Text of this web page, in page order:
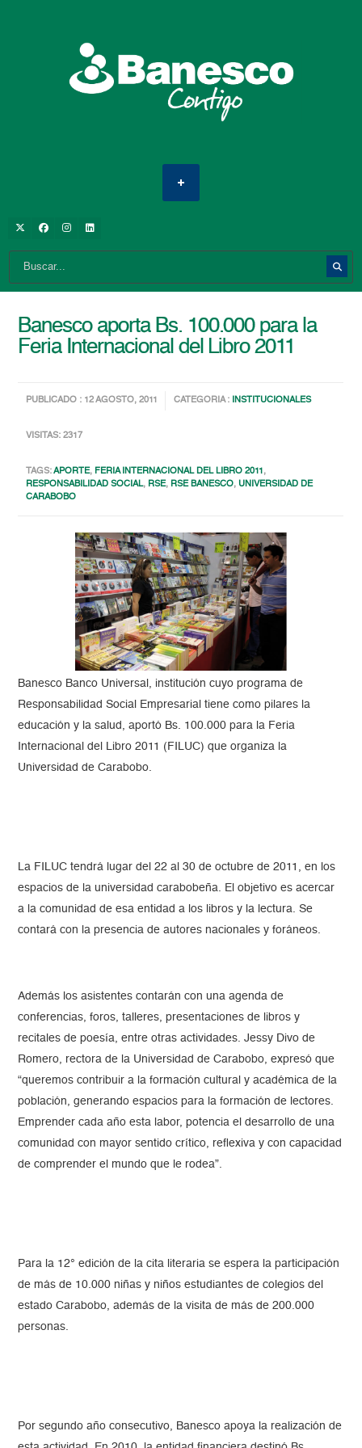
Banesco aporta Bs. 100.000 para la
Feria Internacional del Libro 2011
PUBLICADO : 12 AGOSTO, 2011 CATEGORIA : INSTITUCIONALES
VISITAS: 2317
TAGS:APORTE, FERIA INTERNACIONAL DEL LIBRO 2011,
RESPONSABILIDAD SOCIAL, RSE, RSE BANESCO,UNIVERSIDAD DE
CARABOBO
Banesco Banco Universal, institución cuyo programa de
Responsabilidad Social Empresarial tiene como pilares la
educación y la salud, aportó Bs. 100.000 para la Feria
Internacional del Libro 2011 (FILUC) que organiza la
Universidad de Carabobo.
La FILUC tendrá lugar del 22 al 30 de octubre de 2011, en los
espacios de la universidad carabobeña. El objetivo es acercar
a la comunidad de esa entidad a los libros y la lectura. Se
contará con la presencia de autores nacionales y foráneos.
Además los asistentes contarán con una agenda de
conferencias, foros, talleres, presentaciones de libros y
recitales de poesía, entre otras actividades. Jessy Divo de
Romero, rectora de la Universidad de Carabobo, expresó que
“queremos contribuir a la formación cultural y académica de la
población, generando espacios para la formación de lectores.
Emprender cada año esta labor, potencia el desarrollo de una
comunidad con mayor sentido crítico, reflexiva y con capacidad
de comprender el mundo que le rodea”.
Para la 12° edición de la cita literaria se espera la participación
de más de 10.000 niñas y niños estudiantes de colegios del
estado Carabobo, además de la visita de más de 200.000
personas.
Por segundo año consecutivo, Banesco apoya la realización de